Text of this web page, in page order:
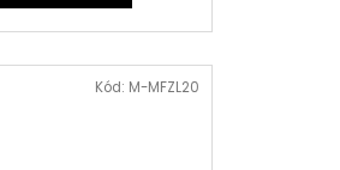
Kód: M-MFZL20